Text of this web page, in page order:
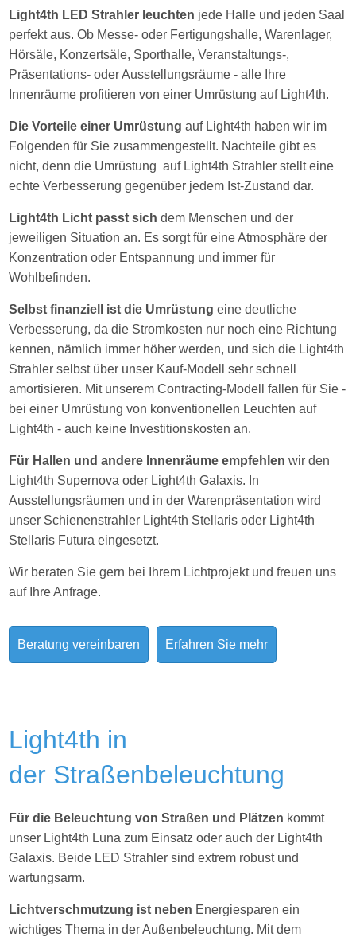
Light4th LED Strahler leuchten jede Halle und jeden Saal
perfekt aus. Ob Messe- oder Fertigungshalle, Warenlager,
Hörsäle, Konzertsäle, Sporthalle, Veranstaltungs-,
Präsentations- oder Ausstellungsräume - alle Ihre
Innenräume profitieren von einer Umrüstung auf Light4th.
Die Vorteile einer Umrüstungauf Light4th haben wir im
Folgenden für Sie zusammengestellt. Nachteile gibt es
nicht, denn die Umrüstung auf Light4th Strahler stellt eine
echte Verbesserung gegenüber jedem Ist-Zustand dar.
Light4th Licht passt sich dem Menschen und der
jeweiligen Situation an. Es sorgt für eine Atmosphäre der
Konzentration oder Entspannung und immer für
Wohlbefinden.
Selbst finanziell ist die Umrüstung eine deutliche
Verbesserung, da die Stromkosten nur noch eine Richtung
kennen, nämlich immer höher werden, und sich die Light4th
Strahler selbst über unser Kauf-Modell sehr schnell
amortisieren. Mit unserem Contracting-Modell fallen für Sie -
bei einer Umrüstung von konventionellen Leuchten auf
Light4th - auch keine Investitionskosten an.
Für Hallen und andere Innenräume empfehlen wir den
Light4th Supernova oder Light4th Galaxis. In
Ausstellungsräumen und in der Warenpräsentation wird
unser Schienenstrahler Light4th Stellaris oder Light4th
Stellaris Futura eingesetzt.
Wir beraten Sie gern bei Ihrem Lichtprojekt und freuen uns
auf Ihre Anfrage.
Beratung vereinbaren Erfahren Sie mehr
Light4th in
der Straßenbeleuchtung
Für die Beleuchtung von Straßen und Plätzen kommt
unser Light4th Luna zum Einsatz oder auch der Light4th
Galaxis. Beide LED Strahler sind extrem robust und
wartungsarm.
Lichtverschmutzung ist neben Energiesparen ein
wichtiges Thema in der Außenbeleuchtung. Mit dem